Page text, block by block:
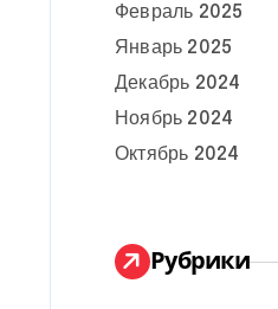
Февраль 2025
Январь 2025
Декабрь 2024
Ноябрь 2024
Октябрь 2024
Рубрики